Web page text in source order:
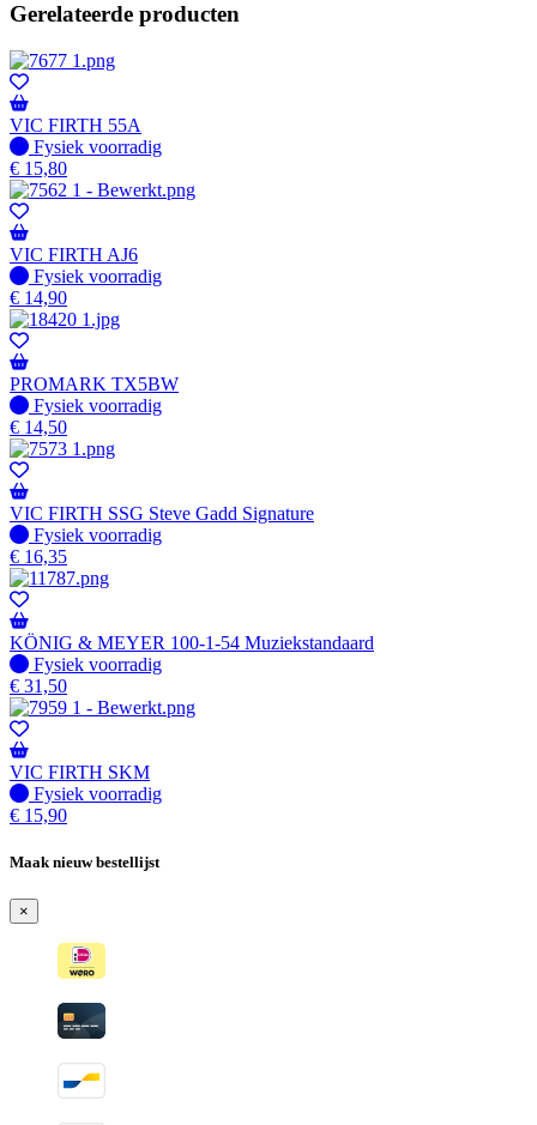
Gerelateerde producten
VIC FIRTH 55A
Fysiek voorradig
Fysiek voorradig
€ 15,80
VIC FIRTH AJ6
Fysiek voorradig
Fysiek voorradig
€ 14,90
PROMARK TX5BW
Fysiek voorradig
Fysiek voorradig
€ 14,50
VIC FIRTH SSG Steve Gadd Signature
Fysiek voorradig
Fysiek voorradig
€ 16,35
KÖNIG & MEYER 100-1-54 Muziekstandaard
Fysiek voorradig
Fysiek voorradig
€ 31,50
VIC FIRTH SKM
Fysiek voorradig
Fysiek voorradig
€ 15,90
Maak nieuw bestellijst
×